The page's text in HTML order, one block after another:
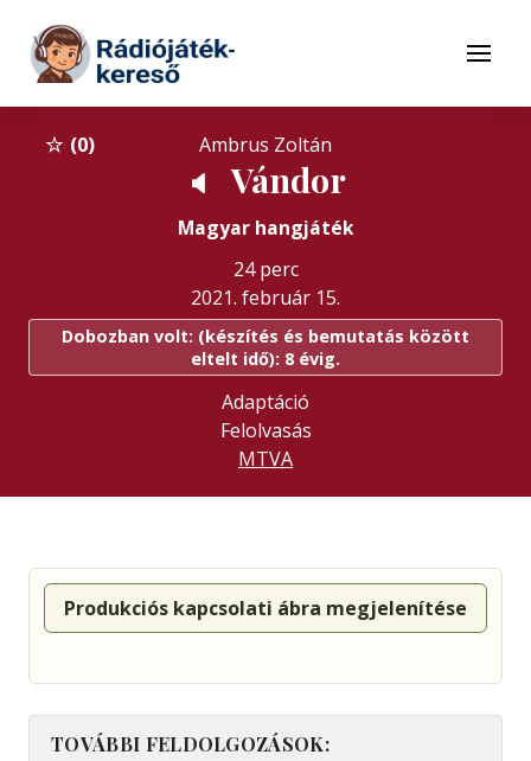
Tovább a tartalomhoz
Menü
0 Ambrus Zoltán
🔈 Vándor
Magyar hangjáték
24 perc
2021. február 15.
Dobozban volt: (készítés és bemutatás között
eltelt idő): 8 évig.
Adaptáció
Felolvasás
MTVA
Produkciós kapcsolati ábra megjelenítése
TOVÁBBI FELDOLGOZÁSOK: